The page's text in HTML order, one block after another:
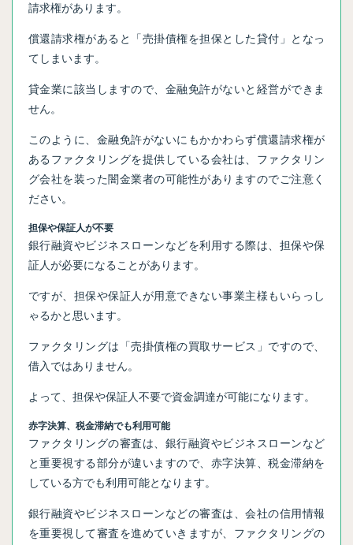
請求権があります。
償還請求権があると「売掛債権を担保とした貸付」となっ
てしまいます。
貸金業に該当しますので、金融免許がないと経営ができま
せん。
このように、金融免許がないにもかかわらず償還請求権が
あるファクタリングを提供している会社は、ファクタリン
グ会社を装った闇金業者の可能性がありますのでご注意く
ださい。
担保や保証人が不要
銀行融資やビジネスローンなどを利用する際は、担保や保
証人が必要になることがあります。
ですが、担保や保証人が用意できない事業主様もいらっし
ゃるかと思います。
ファクタリングは「売掛債権の買取サービス」ですので、
借入ではありません。
よって、担保や保証人不要で資金調達が可能になります。
赤字決算、税金滞納でも利用可能
ファクタリングの審査は、銀行融資やビジネスローンなど
と重要視する部分が違いますので、赤字決算、税金滞納を
している方でも利用可能となります。
銀行融資やビジネスローンなどの審査は、会社の信用情報
を重要視して審査を進めていきますが、ファクタリングの